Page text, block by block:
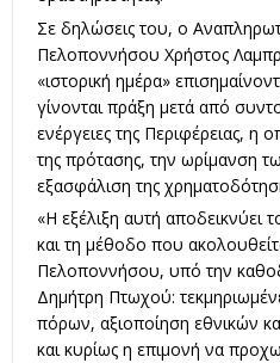
Σε δηλώσεις του, ο
Πελοποννήσου Χρήστος
«ιστορική ημέρα»
γίνονται πράξη μετά από
ενέργειες της Περιφέρειας, η
της πρότασης, την ωρίμανση
εξασφάλιση της
«Η εξέλιξη αυτή αποδεικνύει
και τη μέθοδο που
Πελοποννήσου, υπό την
Δημήτρη Πτωχού:
πόρων, αξιοποίηση εθνικών
και κυρίως η επιμονή να